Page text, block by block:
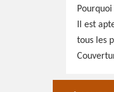
Il est
tous les